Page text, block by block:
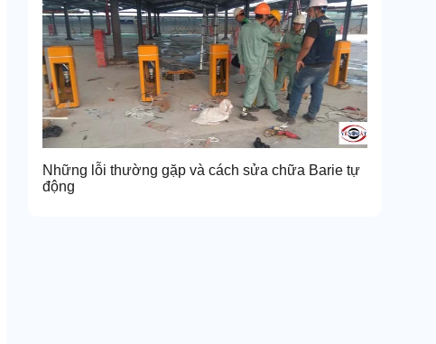
Những lỗi thường gặp và cách sửa chữa Barie tự
động